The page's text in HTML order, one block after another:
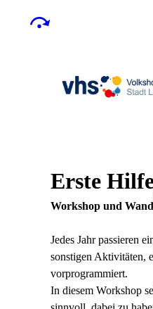
Erste
Workshop und
Jedes Jahr passieren
sonstigen Aktivitäten,
vorprogrammiert.
In diesem Workshop